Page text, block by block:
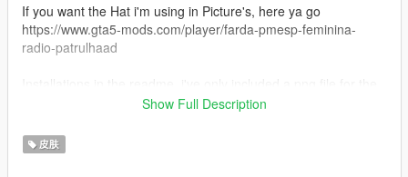
If you want the Hat i'm using in Picture's, here ya go
https://www.gta5-mods.com/player/farda-pmesp-feminina-
radio-patrulhaad
hat so you have to install it manually into the prop files via
Show Full Description
皮肤